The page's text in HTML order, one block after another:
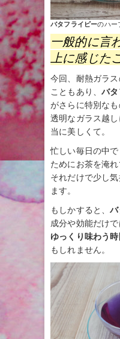
バタフライピーのハー
一般的に言
上に感じた
今回、耐熱ガラ
こともあり、バ
がさらに特別なも
透明なガラス越
当に美しくて。
忙しい毎日の中
ためにお茶を淹れ
それだけで少し
ます。
もしかすると、
成分や効能だけで
ゆっくり味わう時
もしれません。